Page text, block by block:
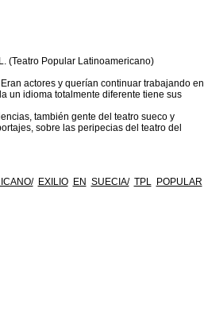
(Teatro Popular Latinoamericano)
actores y querían continuar trabajando en
un idioma totalmente diferente tiene sus
también gente del teatro sueco y
sobre las peripecias del teatro del
EXILIO EN SUECIA/ TPL
POPULAR